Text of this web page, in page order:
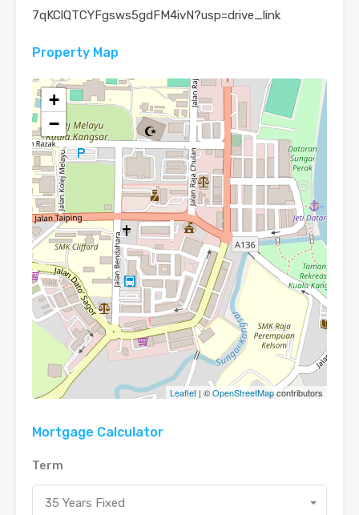
7qKClQTCYFgsws5gdFM4ivN?usp=drive_link
Property Map
+
−
Leaflet | ©OpenStreetMapcontributors
Mortgage Calculator
Term
35 Years Fixed